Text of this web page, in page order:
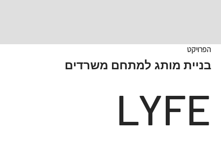
LYFE
הפרויקט
בניית מותג למתחם משרדים